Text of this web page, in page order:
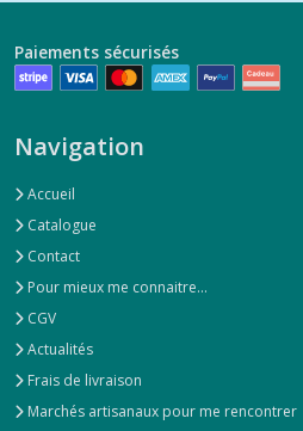
Paiements sécurisés
Navigation
Accueil
Catalogue
Contact
Pour mieux me connaitre...
CGV
Actualités
Frais de livraison
Marchés artisanaux pour me rencontrer